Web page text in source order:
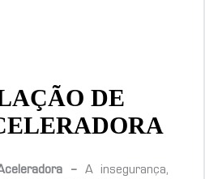
DE
–A insegurança,